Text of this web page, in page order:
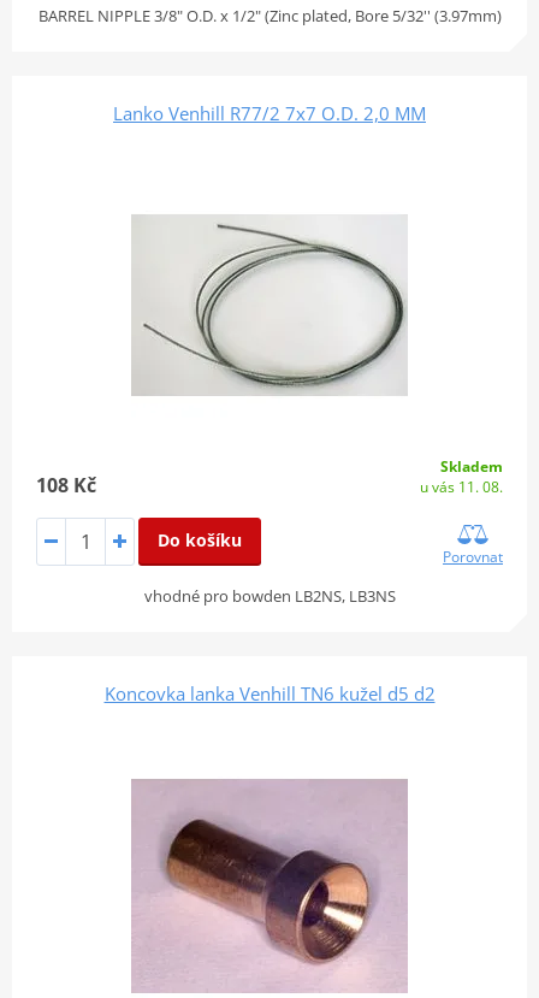
BARREL NIPPLE 3/8" O.D. x 1/2" (Zinc plated, Bore 5/32'' (3.97mm)
Lanko Venhill R77/2 7x7 O.D. 2,0 MM
108 Kč
Skladem
u vás 11. 08.
Do košíku
Porovnat
vhodné pro bowden LB2NS, LB3NS
Koncovka lanka Venhill TN6 kužel d5 d2